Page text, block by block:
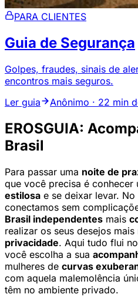
PARA CLIENTES
Guia de Segurança
Golpes, fraudes, sinais de
encontros mais seguros.
Ler guia
Anônimo · 22 min
EROSGUIA:
Brasil
Para passar uma noite de
que você precisa é conhecer
estilosa e se deixar levar. No
conectamos sem
Brasil independentes mais
realizar os seus desejos mais
privacidade. Aqui tudo flui
você escolha a sua
mulheres de curvas
com aquela malemolência
têm no ambiente privado.